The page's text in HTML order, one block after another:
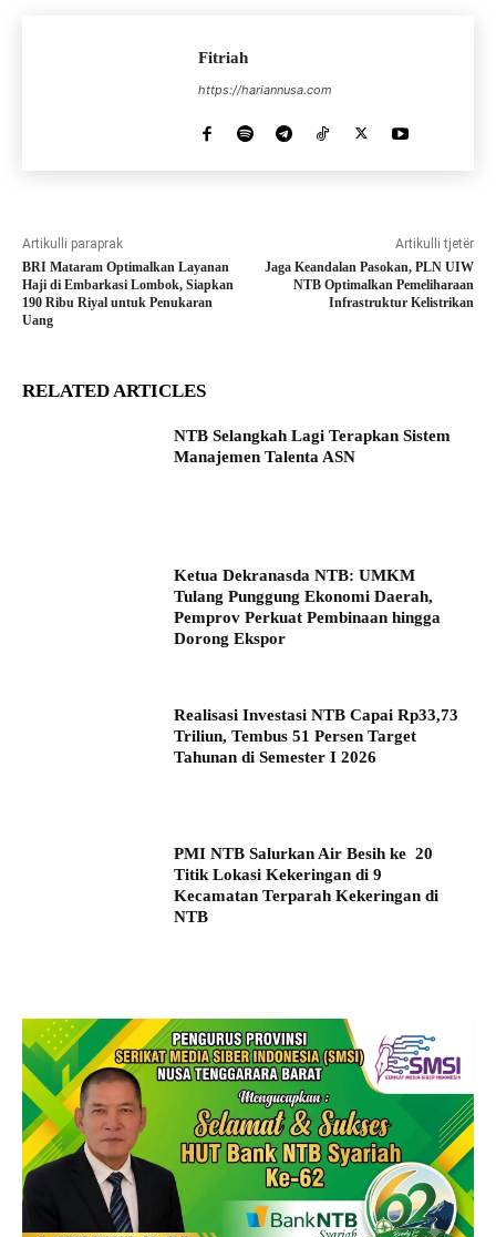
Fitriah
https://hariannusa.com
Artikulli paraprak
BRI Mataram Optimalkan Layanan
Haji di Embarkasi Lombok, Siapkan
190 Ribu Riyal untuk Penukaran
Uang
Artikulli tjetër
Jaga Keandalan Pasokan, PLN UIW
NTB Optimalkan Pemeliharaan
Infrastruktur Kelistrikan
RELATED ARTICLES
NTB Selangkah Lagi Terapkan Sistem
Manajemen Talenta ASN
Ketua Dekranasda NTB: UMKM
Tulang Punggung Ekonomi Daerah,
Pemprov Perkuat Pembinaan hingga
Dorong Ekspor
Realisasi Investasi NTB Capai Rp33,73
Triliun, Tembus 51 Persen Target
Tahunan di Semester I 2026
PMI NTB Salurkan Air Besih ke 20
Titik Lokasi Kekeringan di 9
Kecamatan Terparah Kekeringan di
NTB